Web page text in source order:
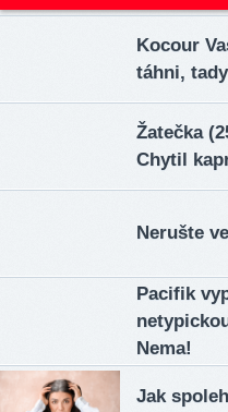
Kocour
táhni,
Žatečka
Chytil
Nerušte
Pacifik
Nema!
Jak